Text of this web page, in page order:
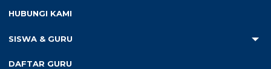
HUBUNGI KAMI
SISWA & GURU
DAFTAR GURU
pos terkait...